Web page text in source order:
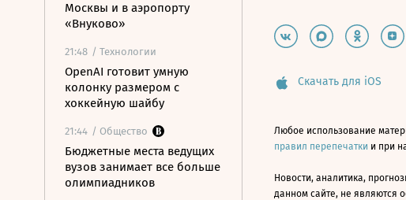
Москвы и в аэропорту
«Внуково»
21:48 / Технологии
OpenAI готовит умную
колонку размером с
хоккейную шайбу
21:44 / Общество
Бюджетные места ведущих
вузов занимает все больше
олимпиадников
Скачать для iOS
Любое использование
правил перепечатки и при
Новости, аналитика,
данном сайте, не являются